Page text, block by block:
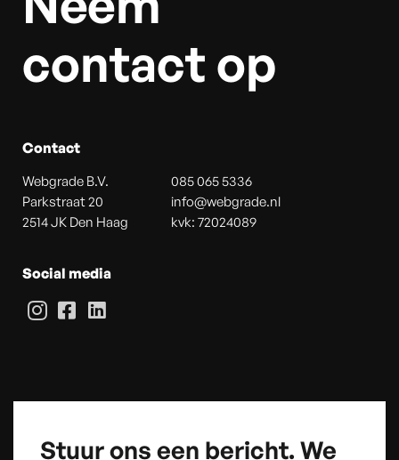
contact op
Contact
Webgrade B.V.
Parkstraat 20
2514 JK Den Haag
085 065 5336
info@webgrade.nl
kvk: 72024089
Social media
Stuur ons een bericht. We